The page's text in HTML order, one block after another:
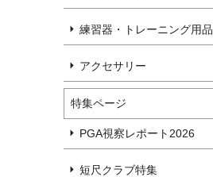
練習器・トレーニング用品
アクセサリー
特集ページ
PGA視察レポート2026
短尺クラブ特集